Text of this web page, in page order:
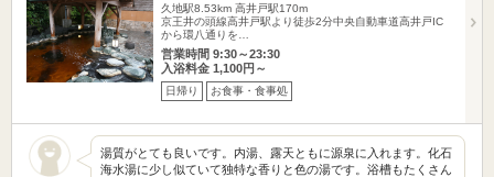
久地駅8.53km 高井戸駅170m
京王井の頭線高井戸駅より徒歩2分中央自動車道高井戸IC
から環八通りを…
営業時間 9:30～23:30
入浴料金 1,100円～
日帰り お食事・食事処
湯質がとても良いです。内湯、露天ともに源泉に入れます。化石
海水湯に少し似ていて独特な香りと色の湯です。浴槽もたくさん